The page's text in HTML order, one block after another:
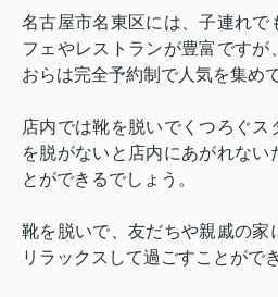
名古屋市名東区には、子連れで
フェやレストランが豊富ですが
おらは完全予約制で人気を集め
店内では靴を脱いでくつろぐ
を脱がないと店内にあがれない
とができるでしょう。
靴を脱いで、友だちや親戚の家
リラックスして過ごすことがで